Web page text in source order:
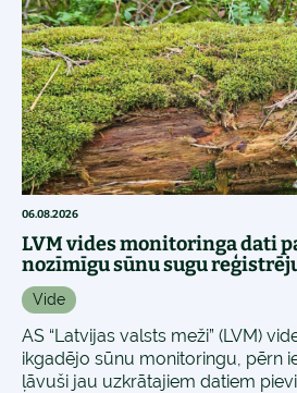
06.08.2026
LVM vides monitoringa dati
nozīmīgu sūnu sugu
Vide
AS “Latvijas valsts meži” (LVM)
ikgadējo sūnu monitoringu, pērn
ļāvuši jau uzkrātajiem datiem